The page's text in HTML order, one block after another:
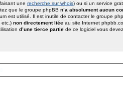
une recherche sur whois) ou si un service
que le groupe phpBB n’a absolument aucun
est utilisé. Il est inutile de contacter le groupe
etc.) non directement liée au site Internet
d’une tierce partie de ce logiciel vous